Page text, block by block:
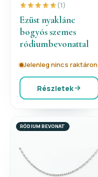
(1)
Ezüst nyaklánc
bogyós szemes
ródiumbevonattal
Jelenleg nincs raktáron
Részletek
RÓDIUM BEVONAT